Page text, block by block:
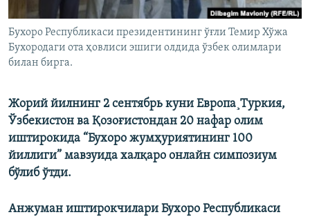
Бухоро Республикаси президентининг ўғли Темир Хўжа
Бухородаги ота ҳовлиси эшиги олдида ўзбек олимлари
билан бирга.
Жорий йилнинг 2 сентябрь куни Европа¸Туркия,
Ўзбекистон ва Қозоғистондан 20 нафар олим
иштирокида “Бухоро жумҳуриятининг 100
йиллиги” мавзуида халқаро онлайн симпозиум
бўлиб ўтди.
Анжуман иштирокчилари Бухоро Республикаси